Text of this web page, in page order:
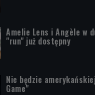
Amelie Lens i Angèle w
"run" już dostępny
Nie będzie
Game"